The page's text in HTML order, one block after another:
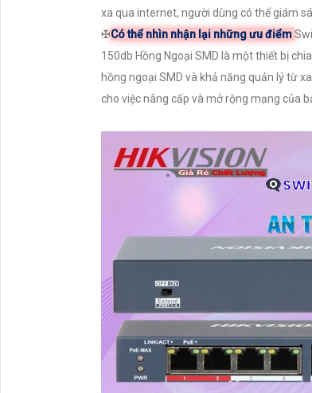
xa qua internet, người dùng có thể giám
✠Có thể nhìn nhận lại những ưu điểm
150db Hồng Ngoại SMD là một thiết bị
hồng ngoại SMD và khả năng quản lý từ
cho việc nâng cấp và mở rộng mạng của